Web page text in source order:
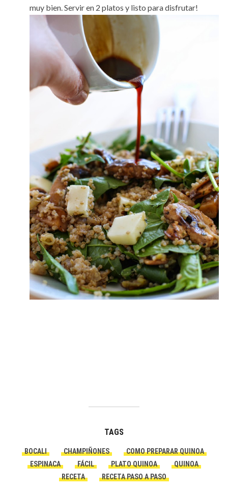
muy bien. Servir en 2 platos y listo para disfrutar!
TAGS
BOCALI CHAMPIÑONES
COMO PREPARAR QUINOA
ESPINACA
FÁCIL PLATO QUINOA
QUINOA
RECETA
RECETA PASO A PASO